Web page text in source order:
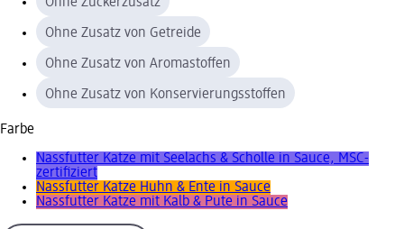
Ohne Zusatz von Getreide
Ohne Zusatz von Aromastoffen
Ohne Zusatz von Konservierungsstoffen
Farbe
Nassfutter Katze mit Seelachs & Scholle in Sauce, MSC-
zertifiziert
Nassfutter Katze Huhn & Ente in Sauce
Nassfutter Katze mit Kalb & Pute in Sauce